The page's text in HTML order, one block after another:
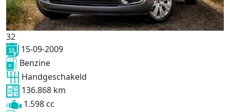
32
15-09-2009
Benzine
Handgeschakeld
136.868 km
1.598 cc